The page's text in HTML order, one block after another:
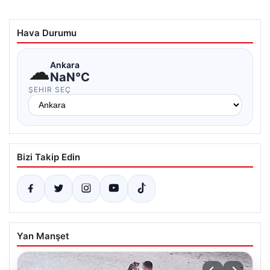
Hava Durumu
☁Ankara
NaN°C
ŞEHIR SEÇ
Bizi Takip Edin
Yan Manşet